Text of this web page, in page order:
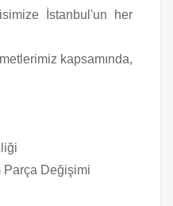
İstanbul'un her
kapsamında,
Parça Değişimi